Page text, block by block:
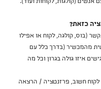
(קולגות, לקוחות ועוד).
כזאת?
(בוס, קולגה, לקוח או אפילו
מהמכשיר (בדרך כלל עם
איזו גולה בגרון וכל מה
חשוב, פרזנטציה / הרצאה